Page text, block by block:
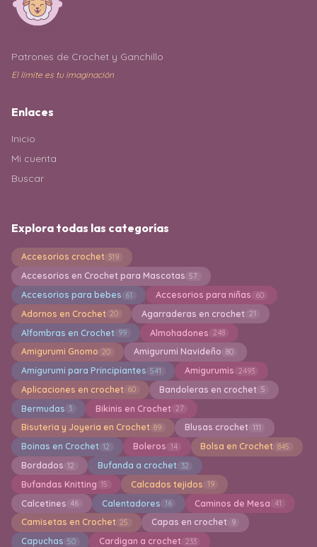
Patrones de Crochet y Ganchillo
El límite es tu imaginación
Enlaces
Inicio
Mi cuenta
Buscar
Explora todas las categorías
Accesorios crochet 319
Accesorios en Crochet para Mascotas 57
Accesorios para bebes 61 Accesorios para niñas 60
Adornos en Crochet 20 Agarraderas en crochet 21
Alfombras en Crochet 99 Almohadones 248
Amigurumi Gnomo 20 Amigurumi Navideño 80
Amigurumi para Principiantes 541 Amigurumis 2493
Aplicaciones en crochet 60 Bandoleras en crochet 5
Bermudas 3 Bikinis en Crochet 27
Bisuteria y Joyeria en Crochet 89 Blusas crochet 111
Boinas en Crochet 12 Boleros 14 Bolsa en Crochet 845
Bordados 12 Bufanda a crochet 32
Bufandas Knitting 15 Calcados tejidos 19
Calcetines 46 Calentadores 16 Caminos de Mesa 41
Camisetas en Crochet 25 Capas en crochet 9
Capuchas 50 Cardigan a crochet 233